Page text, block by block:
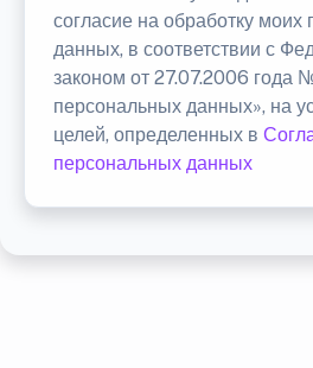
согласие на обработку моих
данных, в соответствии с
законом от 27.07.2006 года
персональных данных», на
целей, определенных в
персональных данных